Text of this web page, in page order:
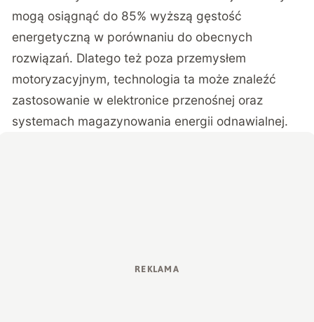
mogą osiągnąć do 85% wyższą gęstość
energetyczną w porównaniu do obecnych
rozwiązań. Dlatego też poza przemysłem
motoryzacyjnym, technologia ta może znaleźć
zastosowanie w elektronice przenośnej oraz
systemach magazynowania energii odnawialnej.